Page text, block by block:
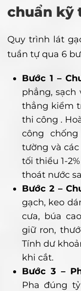
chuẩn kỹ
Quy trình lát
tuần tự qua 6
Bước 1 –
phẳng,
thẳng kiểm
thi công .
công
tường và
tối thiểu 1-
thoát nước
Bước 2 –
gạch, keo
cưa, búa
giữ ron,
Tính dư
khi cắt.
Bước 3 –
Pha đúng